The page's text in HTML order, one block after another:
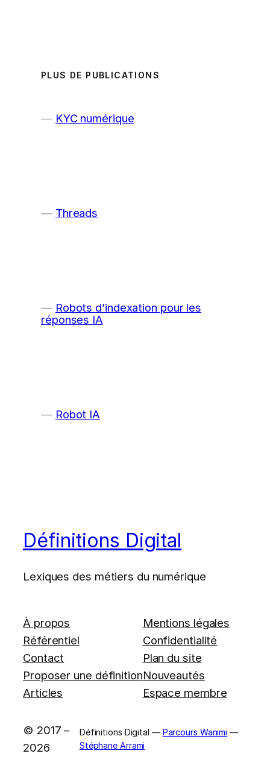
PLUS DE PUBLICATIONS
KYC numérique
Threads
Robots d’indexation pour les
réponses IA
Robot IA
Définitions Digital
Lexiques des métiers du numérique
À propos
Référentiel
Contact
Proposer une définition
Articles
Mentions légales
Confidentialité
Plan du site
Nouveautés
Espace membre
© 2017 –
2026
Définitions Digital — Parcours Wanimi —
Stéphane Arrami